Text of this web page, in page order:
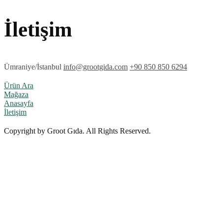
İletişim
Ümraniye/İstanbul info@grootgida.com +90 850 850 6294
Ürün Ara
Mağaza
Anasayfa
İletişim
Copyright by Groot Gıda. All Rights Reserved.